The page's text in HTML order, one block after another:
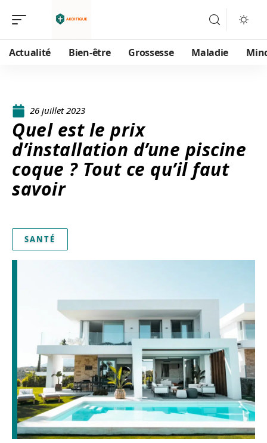
Actualité Bien-être Grossesse Maladie
26 juillet 2023
Quel est le prix
d’installation d’une piscine
coque ? Tout ce qu’il faut
savoir
SANTÉ